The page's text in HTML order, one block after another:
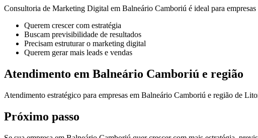
Consultoria de Marketing Digital em Balneário Camboriú é ideal para empresas
Querem crescer com estratégia
Buscam previsibilidade de resultados
Precisam estruturar o marketing digital
Querem gerar mais leads e vendas
Atendimento em Balneário Camboriú e região
Atendimento estratégico para empresas em Balneário Camboriú e região de
Próximo passo